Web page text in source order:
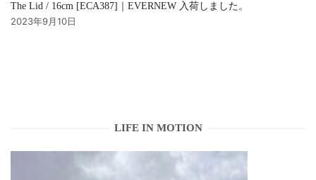
The Lid / 16cm [ECA387]｜EVERNEW 入荷しました。
2023年9月10日
LIFE IN MOTION